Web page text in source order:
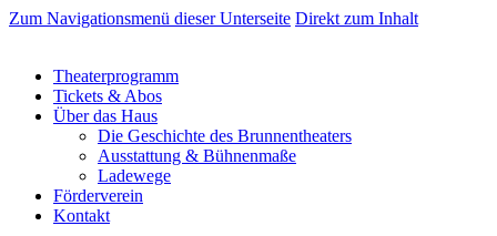
Zum Navigationsmenü dieser Unterseite Direkt zum Inhalt
Theaterprogramm
Tickets & Abos
Über das Haus
Die Geschichte des Brunnentheaters
Ausstattung & Bühnenmaße
Ladewege
Förderverein
Kontakt